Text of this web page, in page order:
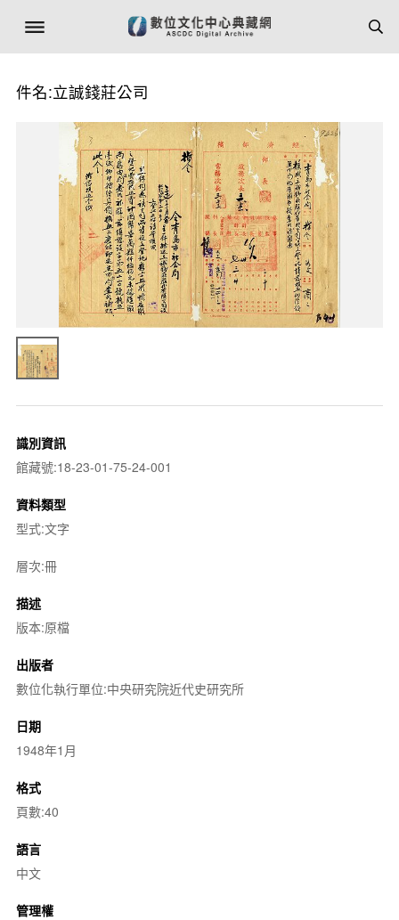
件名:立誠錢莊公司
識別資訊
館藏號:18-23-01-75-24-001
資料類型
型式:文字
層次:冊
描述
版本:原檔
出版者
數位化執行單位:中央研究院近代史研究所
日期
1948年1月
格式
頁數:40
語言
中文
管理權